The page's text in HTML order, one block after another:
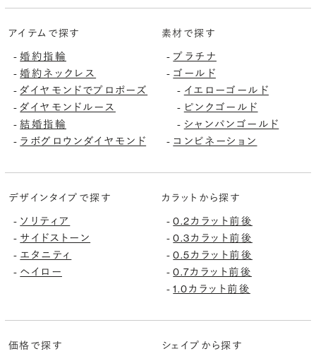
アイテムで探す
-婚約指輪
-婚約ネックレス
-ダイヤモンドでプロポーズ
-ダイヤモンドルース
-結婚指輪
- ラボグロウンダイヤモンド
素材で探す
- プラチナ
- ゴールド
- イエローゴールド
- ピンクゴールド
- シャンパンゴールド
- コンビネーション
デザインタイプで探す
- ソリティア
- サイドストーン
- エタニティ
- ヘイロー
カラットから探す
-0.2カラット前後
-0.3カラット前後
-0.5カラット前後
-0.7カラット前後
-1.0カラット前後
価格で探す
シェイプから探す